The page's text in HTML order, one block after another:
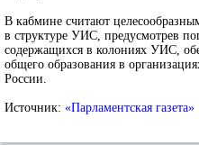
В кабмине считают
в структуре УИС, предусмотрев
содержащихся в колониях УИС,
общего образования в
России.
Источник: «Парламентская газета»